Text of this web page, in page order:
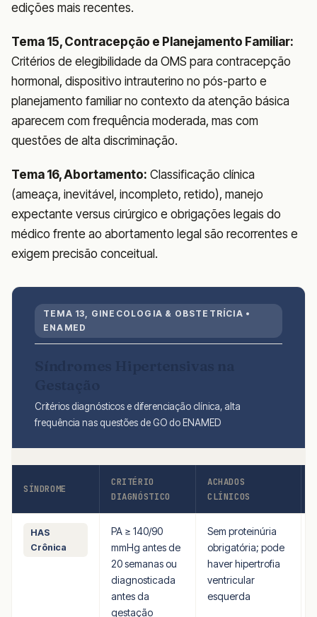
edições mais recentes.
Tema 15, Contracepção e Planejamento Familiar:
Critérios de elegibilidade da OMS para contracepção
hormonal, dispositivo intrauterino no pós-parto e
planejamento familiar no contexto da atenção básica
aparecem com frequência moderada, mas com
questões de alta discriminação.
Tema 16, Abortamento: Classificação clínica
(ameaça, inevitável, incompleto, retido), manejo
expectante versus cirúrgico e obrigações legais do
médico frente ao abortamento legal são recorrentes e
exigem precisão conceitual.
TEMA 13, GINECOLOGIA & OBSTETRÍCIA •
ENAMED
Critérios diagnósticos e diferenciação clínica, alta
frequência nas questões de GO do ENAMED
SÍNDROME
CRITÉRIO
DIAGNÓSTICO
ACHADOS
CLÍNICOS
HAS
Crônica
PA ≥ 140/90
mmHg antes de
20 semanas ou
diagnosticada
antes da
gestação
Sem proteinúria
obrigatória; pode
haver hipertrofia
ventricular
esquerda